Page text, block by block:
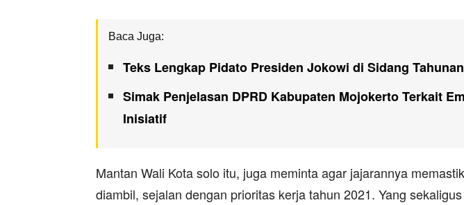
Baca Juga:
Teks Lengkap Pidato Presiden Jokowi di Sidang
Simak Penjelasan DPRD Kabupaten Mojokerto Terkait
Inisiatif
Mantan Wali Kota solo itu, juga meminta agar jajarannya
diambil, sejalan dengan prioritas kerja tahun 2021. Yang